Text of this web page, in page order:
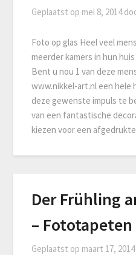
Geplaatst op mei 8, 2014
Foto op glas Heel veel
meerder kamers in hun
Bent u nou 1 van deze
www.nikkel-art.nl een hele
deze gewenste impuls te
van een fantastische
kiezen voor een
Der Frühling
–
Geplaatst op maart 17, 2014